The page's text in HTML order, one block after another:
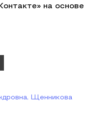
на основе
Щенникова